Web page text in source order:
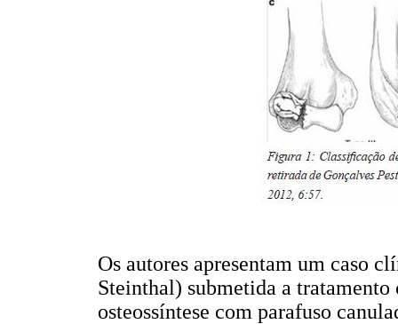
Os autores apresentam um caso
Steinthal) submetida a
osteossíntese com parafuso